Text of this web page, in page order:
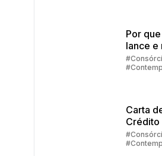
Por
lance e
no
Carta
Crédito